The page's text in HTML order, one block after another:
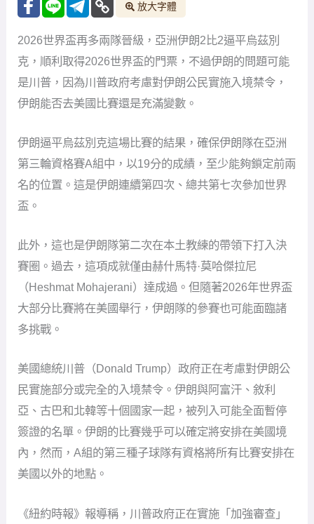
放大字體
2026世界盃再多兩隊晉級，亞洲伊朗2比2逼平烏茲別
克，順利取得2026世界盃的門票，不過伊朗的問題可能
是川普，因為川普政府考慮對伊朗公民實施入境禁令，
伊朗能否去美國比賽還是充滿變數。
伊朗逼平烏茲別克這場比賽的結果，確保伊朗隊在亞洲
第三輪資格賽A組中，以19分的成績，至少能夠鎖定前兩
名的位置。這是伊朗連續第四次、總共第七次參加世界
盃。
此外，這也是伊朗隊第二次在本土教練的帶領下打入決
賽圈。過去，這項成就僅由赫什馬特·莫哈傑拉尼
（Heshmat Mohajerani）達成過。但隨著2026年世界盃
大部分比賽將在美國舉行，伊朗隊的參賽也可能面臨諸
多挑戰。
美國總統川普（Donald Trump）政府正在考慮對伊朗公
民實施部分或完全的入境禁令。伊朗與阿富汗、敘利
亞、古巴和北韓等十個國家一起，被列入可能全面暫停
簽證的名單。伊朗的比賽幾乎可以確定將安排在美國境
內，然而，A組的第三種子球隊有資格將所有比賽安排在
美國以外的地點。
《紐約時報》報導稱，川普政府正在實施「加強審查」